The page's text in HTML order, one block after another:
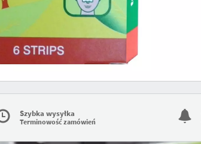
Szybka wysyłka
Terminowość zamówień